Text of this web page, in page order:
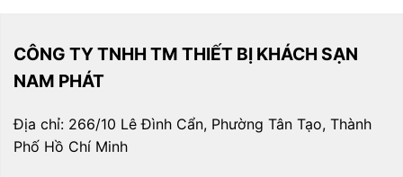
CÔNG TY TNHH TM THIẾT BỊ KHÁCH SẠN
NAM PHÁT
Địa chỉ: 266/10 Lê Đình Cẩn, Phường Tân Tạo, Thành
Phố Hồ Chí Minh